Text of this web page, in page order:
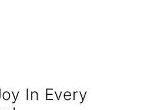
In Every